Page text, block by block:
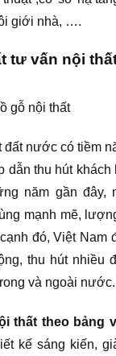
giới nhà, ….
tư vấn nội
đất nước có tiềm
dẫn thu hút
năm gần đây,
mạnh mẽ,
đó, Việt Nam
thu hút nhiều
và ngoài nước.
thất theo bảng
kế sáng kiến,